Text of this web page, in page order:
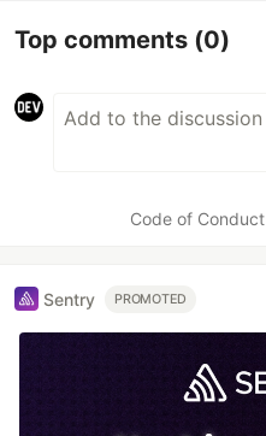
Top comments (0)
Code of Conduct
Sentry PROMOTED